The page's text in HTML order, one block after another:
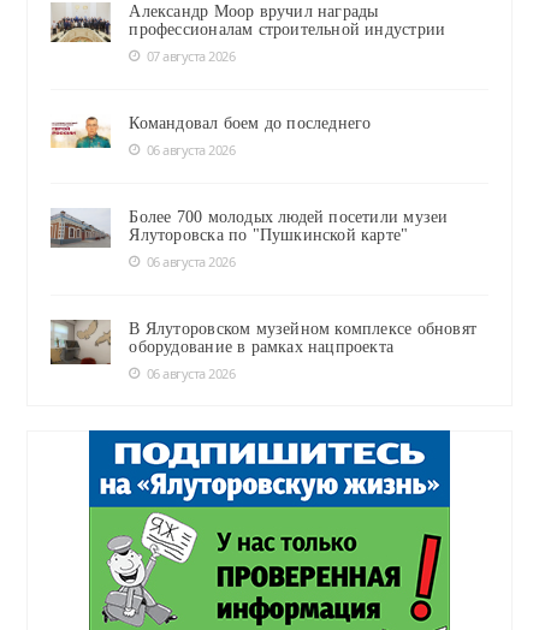
Александр Моор вручил награды
профессионалам строительной индустрии
07 августа 2026
Командовал боем до последнего
06 августа 2026
Более 700 молодых людей посетили музеи
Ялуторовска по "Пушкинской карте"
06 августа 2026
В Ялуторовском музейном комплексе обновят
оборудование в рамках нацпроекта
06 августа 2026